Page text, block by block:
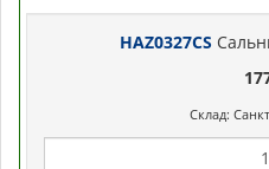
HAZ0327CS
Склад: